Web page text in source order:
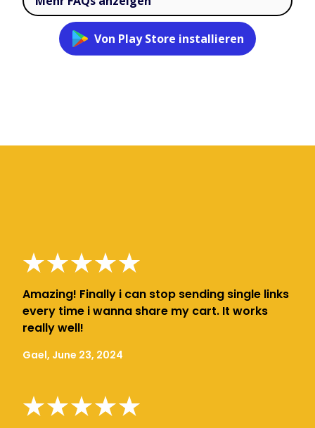
Von Play Store installieren
Amazing! Finally i can stop sending single links
every time i wanna share my cart. It works
really well!
Gael, June 23, 2024